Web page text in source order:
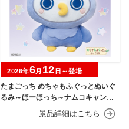
たまごっち めちゃもふぐっとぬいぐ
るみ～ほーほっち～ナムコキャンペ
2026年6月 12 日～登場